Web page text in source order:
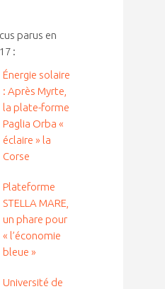
parus en
:
Énergie solaire
: Après Myrte,
la plate-forme
Paglia Orba «
éclaire » la
Corse
Plateforme
STELLA MARE,
un phare pour
« l’économie
bleue »
Université de